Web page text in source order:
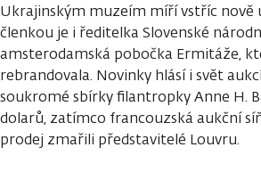
Ukrajinským muzeím míří vstříc nově
členkou je i ředitelka Slovenské
amsterodamská pobočka Ermitáže,
rebrandovala. Novinky hlásí i svět
soukromé sbírky filantropky Anne H.
dolarů, zatímco francouzská aukční
prodej zmařili představitelé Louvru.